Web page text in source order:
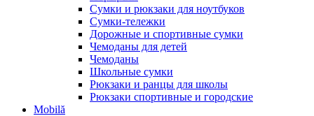
Сумки и рюкзаки для ноутбуков
Сумки-тележки
Дорожные и спортивные сумки
Чемоданы для детей
Чемоданы
Школьные сумки
Рюкзаки и ранцы для школы
Рюкзаки спортивные и городские
Mobilă